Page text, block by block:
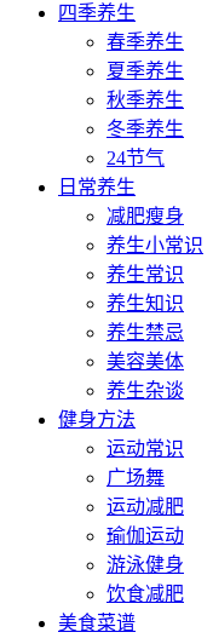
四季养生
春季养生
夏季养生
秋季养生
冬季养生
24节气
日常养生
减肥瘦身
养生小常识
养生常识
养生知识
养生禁忌
美容美体
养生杂谈
健身方法
运动常识
广场舞
运动减肥
瑜伽运动
游泳健身
饮食减肥
美食菜谱